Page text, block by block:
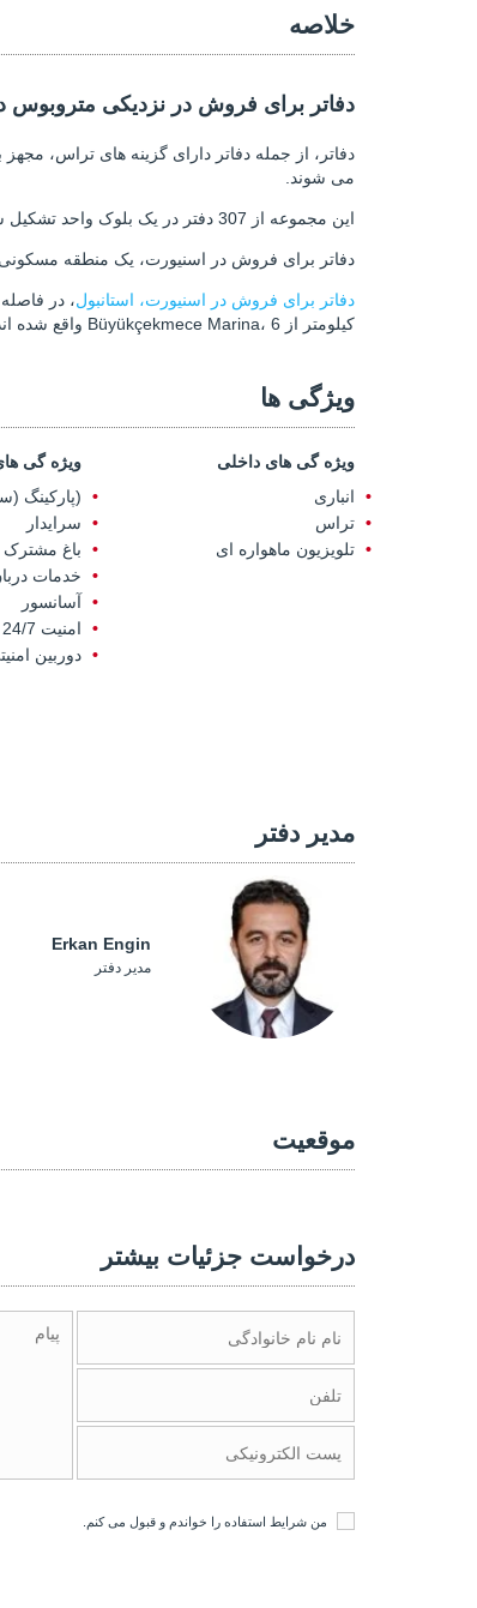
خلاصه
دفاتر برای فروش در نزدیکی متروبوس
دفاتر، از جمله دفاتر دارای گزینه های تراس،
می شوند.
این مجموعه از 307 دفتر در یک بلوک واحد تشکیل شده است و امکانات پیشرفته از جمله آسانسور، پارکینگ سرپوشیده، پذیرایی، امنیت 24/7 و سیستم های دوربین های نظارتی را ارائه می دهد.
دفاتر برای فروش در اسنیورت، یک منطقه مسکونی
دفاتر برای فروش در اسنیورت، استانبول
کیلومتر از Büyükçekmece Marina، 6 واقع شده اند. کیلومتر از Beylikdüzü Marina، 7 کیلومتر تا دریاچه Küçükçekmece، و 30 کیلومتر تا فرودگاه استانبول.
ویژگی ها
ویژه گی های داخلی
انباری
تراس
تلویزیون ماهواره ای
ویژه گی
(پارکینگ
سرایدار
باغ مشترک
خدمات
آسانسور
امنیت 24/7
دوربین
مدیر دفتر
Erkan Engin
مدیر دفتر
موقعیت
درخواست جزئیات بیشتر
من شرایط استفاده را خواندم و قبول می کنم.